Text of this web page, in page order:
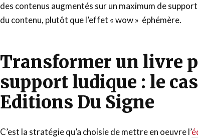
des contenus augmentés sur un maximum de
du contenu, plutôt que l’effet « wow » éphémère.
Transformer un livre
support ludique : le
Editions Du Signe
C’est la stratégie qu’a choisie de mettre en oeuvre l’